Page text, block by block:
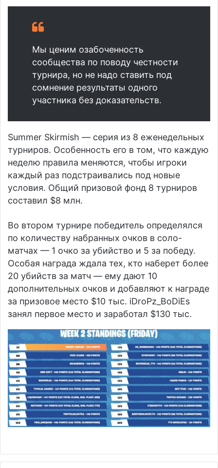
Мы ценим озабоченность
сообщества по поводу честности
турнира, но не надо ставить под
сомнение результаты одного
участника без доказательств.
Summer Skirmish — серия из 8 еженедельных
турниров. Особенность его в том, что каждую
неделю правила меняются, чтобы игроки
каждый раз подстраивались под новые
условия. Общий призовой фонд 8 турниров
составил $8 млн.
Во втором турнире победитель определялся
по количеству набранных очков в соло-
матчах — 1 очко за убийство и 5 за победу.
Особая награда ждала тех, кто наберет более
20 убийств за матч — ему дают 10
дополнительных очков и добавляют к награде
за призовое место $10 тыс. iDroPz_BoDiEs
занял первое место и заработал $130 тыс.